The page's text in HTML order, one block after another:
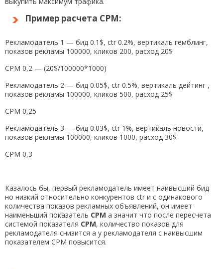
Пример расчета CPM:
Рекламодатель 1 — бид 0.1$, ctr 0.2%, вертикаль гемблинг,
показов рекламы 100000, кликов 200, расход 20$
CPM 0,2 — (20$/100000*1000)
Рекламодатель 2 — бид 0.05$, ctr 0.5%, вертикаль дейтинг ,
показов рекламы 100000, кликов 500, расход 25$
CPM 0,25
Рекламодатель 3 — бид 0.03$, ctr 1%, вертикаль новости,
показов рекламы 100000, кликов 1000, расход 30$
CPM 0,3
Казалось бы, первый рекламодатель имеет наивысший бид
но низкий относительно конкурентов ctr и с одинакового
количества показов рекламных объявлений, он имеет
наименьший показатель CPM а значит что после пересчета
системой показателя CPM, количество показов для
рекламодателя снизится а у рекламодателя с наивысшим
показателем CPM повысится.